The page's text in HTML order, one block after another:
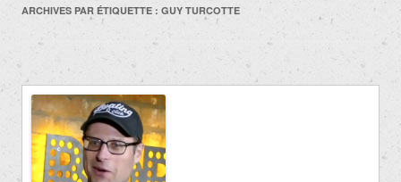
ARCHIVES PAR ÉTIQUETTE : GUY TURCOTTE